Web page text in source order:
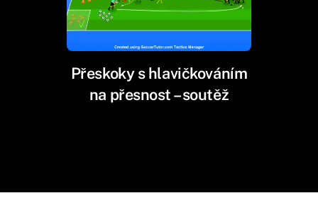
Přeskoky s hlavičkováním
na přesnost – soutěž